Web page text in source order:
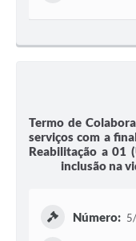
Termo de
serviços com a
Reabilitação a 01
inclusão na
Número: